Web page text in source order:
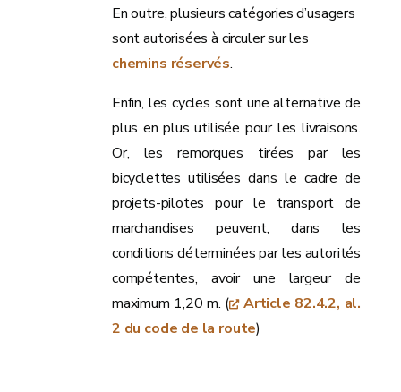
En outre, plusieurs catégories d’usagers
sont autorisées à circuler sur les
chemins réservés.
Enfin, les cycles sont une alternative de
plus en plus utilisée pour les livraisons.
Or, les remorques tirées par les
bicyclettes utilisées dans le cadre de
projets-pilotes pour le transport de
marchandises peuvent, dans les
conditions déterminées par les autorités
compétentes, avoir une largeur de
maximum 1,20 m. (
Article 82.4.2, al.
2 du code de la route)